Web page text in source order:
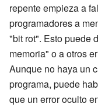
repente empieza a
programadores a
"bit rot". Esto puede
memoria" o a otros
Aunque no haya un
programa, puede
que un error oculto